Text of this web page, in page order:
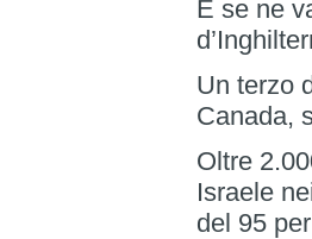
E se ne
Un terzo
Canada,
Oltre
Israele
del 95